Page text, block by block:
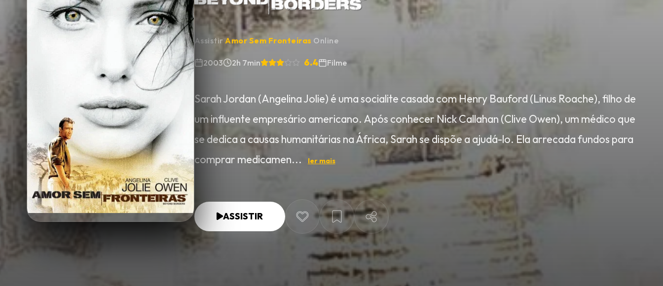
Pesquisar AssistirAmor Sem Fronteiras Online
2003 2h 7min 6.4 Filme
Sarah Jordan (Angelina Jolie) é uma socialite casada com Henry Bauford (Linus Roache), filho de
um influente empresário americano. Após conhecer Nick Callahan (Clive Owen), um médico que
se dedica a causas humanitárias na África, Sarah se dispõe a ajudá-lo. Ela arrecada fundos para
comprar medicamen...
ler mais
ASSISTIR